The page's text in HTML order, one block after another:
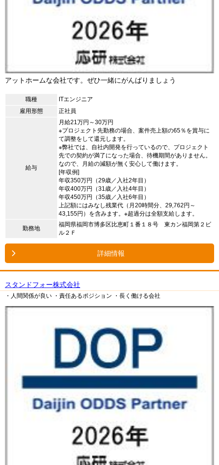
アットホームな会社です。ぜひ一緒にがんばりましょう
職種
ITエンジニア
雇用形態
正社員
給与
月給21万円～30万円
※プロジェクト先勤務の場合、案件売上額の65％を賞与に
て調整をして還元します。
※弊社では、自社内開発を行っているので、プロジェクト
先での契約が満了になった場合、待機期間がありません。
なので、月給の減額が無く安心して働けます。
[年収例]
年収350万円（29歳／入社2年目）
年収400万円（31歳／入社4年目）
年収450万円（35歳／入社6年目）
上記額にはみなし残業代（月20時間分、29,762円～
43,155円）を含みます。※超過分は全額支給します。
勤務地
福岡県福岡市博多区比恵町１番１８号 東カン福岡第２ビ
ル２Ｆ
詳細情報
スタンドフォー株式会社
・人間関係が良い ・責任あるポジション ・長く働ける会社